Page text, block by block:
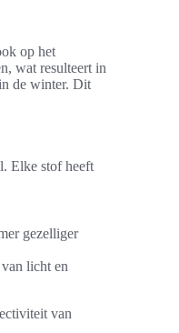
op het
wat resulteert in
de winter. Dit
Elke stof heeft
gezelliger
licht en
van